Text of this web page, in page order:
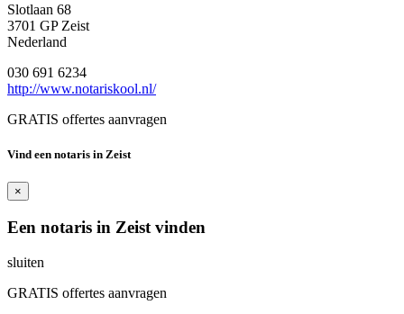
Slotlaan 68
3701 GP Zeist
Nederland
030 691 6234
http://www.notariskool.nl/
GRATIS offertes aanvragen
Vind een notaris in Zeist
×
Een notaris in Zeist vinden
sluiten
GRATIS offertes aanvragen